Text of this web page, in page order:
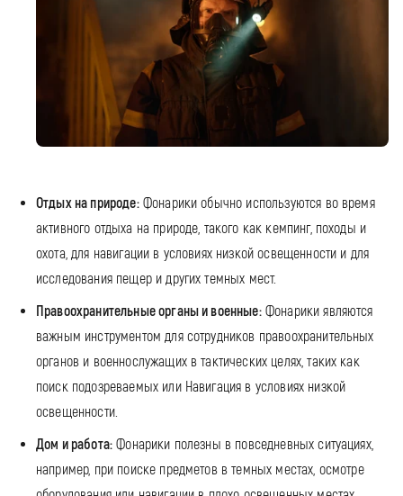
Отдых на природе:Фонарики обычно используются во время
активного отдыха на природе, такого как кемпинг, походы и
охота, для навигации в условиях низкой освещенности и для
исследования пещер и других темных мест.
Правоохранительные органы и военные:Фонарики являются
важным инструментом для сотрудников правоохранительных
органов и военнослужащих в тактических целях, таких как
поиск подозреваемых или Навигация в условиях низкой
освещенности.
Дом и работа: Фонарики полезны в повседневных ситуациях,
например, при поиске предметов в темных местах, осмотре